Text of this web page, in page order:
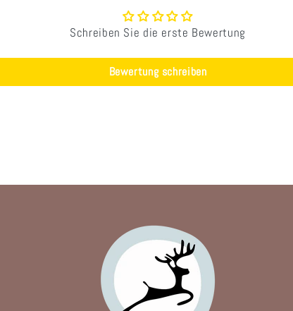
Schreiben Sie die erste Bewertung
Bewertung schreiben